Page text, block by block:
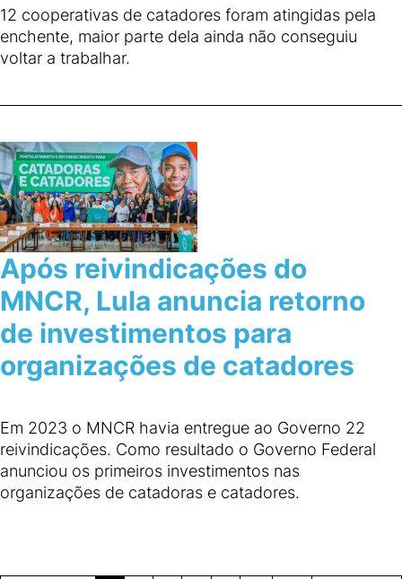
12 cooperativas de catadores foram atingidas pela
enchente, maior parte dela ainda não conseguiu
voltar a trabalhar.
Após reivindicações do
MNCR, Lula anuncia retorno
de investimentos para
organizações de catadores
Em 2023 o MNCR havia entregue ao Governo 22
reivindicações. Como resultado o Governo Federal
anunciou os primeiros investimentos nas
organizações de catadoras e catadores.